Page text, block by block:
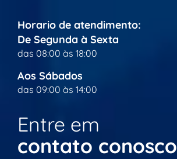
Horario de atendimento:
De Segunda à Sexta
das 08:00 às 18:00
Aos Sábados
das 09:00 às 14:00
Entre em
contato conosco